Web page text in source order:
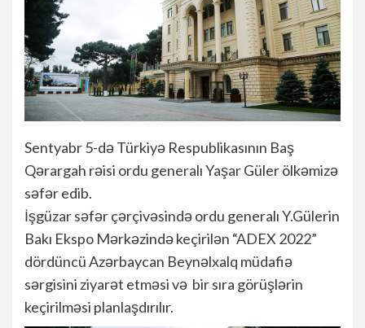
Sentyabr 5-də Türkiyə Respublikasının Baş
Qərargah rəisi ordu generalı Yaşar Güler ölkəmizə
səfər edib.
İşgüzar səfər çərçivəsində ordu generalı Y.Gülerin
Bakı Ekspo Mərkəzində keçirilən “ADEX 2022”
dördüncü Azərbaycan Beynəlxalq müdafiə
sərgisini ziyarət etməsi və bir sıra görüşlərin
keçirilməsi planlaşdırılır.